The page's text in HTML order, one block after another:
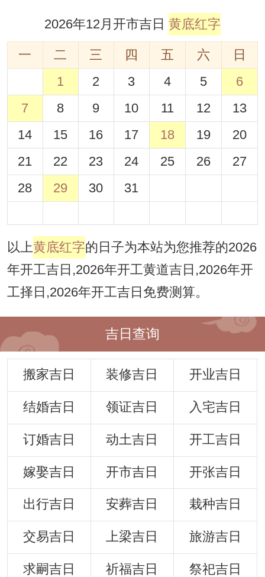
2026年12月开市吉日 黄底红字
一 二 三 四 五 六
日
1
2 3 4 5
6
7
8 9 10 11 12
13
14
15 16 17 18 19
20
21
22 23 24 25 26
27
28
29 30 31
以上黄底红字的日子为本站为您推荐的2026
年开工吉日,2026年开工黄道吉日,2026年开
工择日,2026年开工吉日免费测算。
吉日查询
搬家吉日 装修吉日 开业吉日
结婚吉日 领证吉日 入宅吉日
订婚吉日 动土吉日 开工吉日
嫁娶吉日 开市吉日 开张吉日
出行吉日 安葬吉日 栽种吉日
交易吉日 上梁吉日 旅游吉日
求嗣吉日 祈福吉日 祭祀吉日